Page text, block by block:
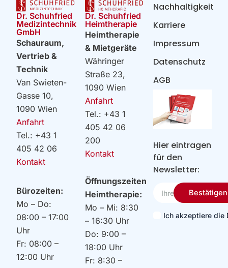
Dr. Schuhfried
Medizintechnik
GmbH
Schauraum,
Vertrieb &
Technik
Van Swieten-
Gasse 10,
1090 Wien
Anfahrt
Tel.: +43 1
405 42 06
Kontakt
Bürozeiten:
Mo – Do:
08:00 – 17:00
Uhr
Fr: 08:00 –
12:00 Uhr
Dr. Schuhfried
Heimtherapie
Heimtherapie
& Mietgeräte
Währinger
Straße 23,
1090 Wien
Anfahrt
Tel.: +43 1
405 42 06
200
Kontakt
Öffnungszeiten
Heimtherapie:
Mo – Mi: 8:30
– 16:30 Uhr
Do: 9:00 –
18:00 Uhr
Fr: 8:30 –
Hier eintragen
für den
Newsletter:
Email
Ich akzeptiere die
Bestätigen
Nachhaltigkeit
Karriere
Impressum
Datenschutz
AGB